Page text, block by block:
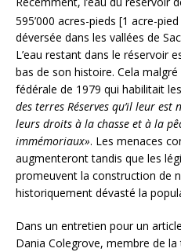
595’000 acres-pieds [1 acre-
déversée dans les vallées de
L’eau restant dans le réservoir
bas de son histoire. Cela
fédérale de 1979 qui habilitait
des terres Réserves qu’il leur est
leurs droits à la chasse et à la
immémoriaux». Les menaces
augmenteront tandis que les
promeuvent la construction de
historiquement dévasté la
Dans un entretien pour un
Dania Colegrove, membre de